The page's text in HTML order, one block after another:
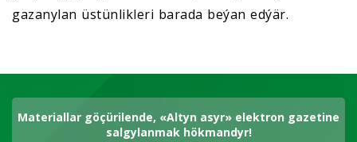
gazanylan üstünlikleri barada beýan edýär.
Materiallar göçürilende, «Altyn asyr» elektron gazetine
salgylanmak hökmandyr!